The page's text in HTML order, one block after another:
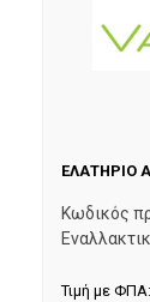
ΕΛΑΤΗΡΙΟ
Κωδικός
Τιμή με ΦΠΑ: